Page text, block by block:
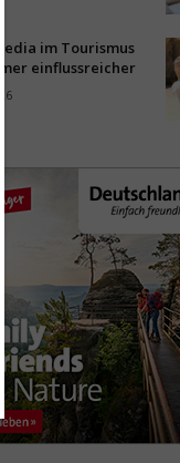
im Tourismus
einflussreicher